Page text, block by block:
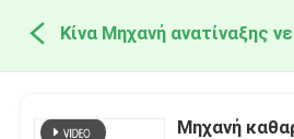
Κίνα Μηχανή ανατίναξης
Μηχανή